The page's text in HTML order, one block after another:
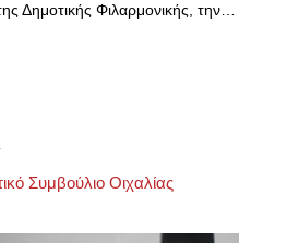
Δημοτικής Φιλαρμονικής, την…
Συμβούλιο Οιχαλίας